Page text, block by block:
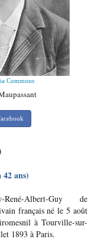
Commons
42 ans)
Albert-Guy de
français né le 5 août
à Tourville-sur-
1893 à Paris.